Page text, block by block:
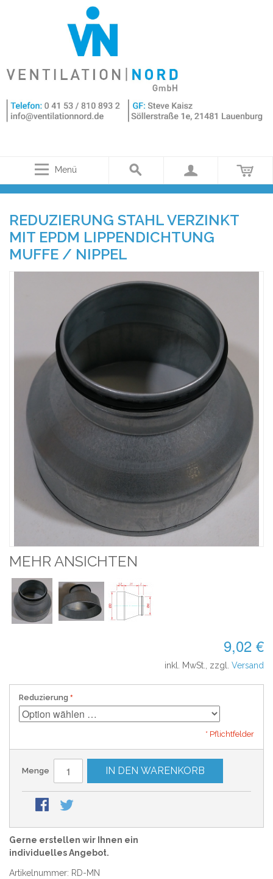
Menü
REDUZIERUNG STAHL VERZINKT
MIT EPDM LIPPENDICHTUNG
MUFFE / NIPPEL
MEHR ANSICHTEN
9,02 €
inkl. MwSt., zzgl. Versand
Reduzierung
* Pflichtfelder
Menge IN DEN WARENKORB
Gerne erstellen wir Ihnen ein
individuelles Angebot.
Artikelnummer: RD-MN